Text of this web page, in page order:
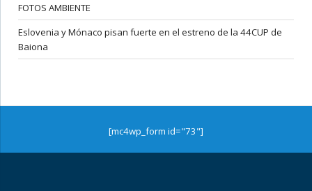
FOTOS AMBIENTE
Eslovenia y Mónaco pisan fuerte en el estreno de la 44CUP de
Baiona
[mc4wp_form id="73"]